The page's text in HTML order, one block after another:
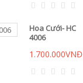
Hoa Cưới- HC
4006
1.700.000VNĐ